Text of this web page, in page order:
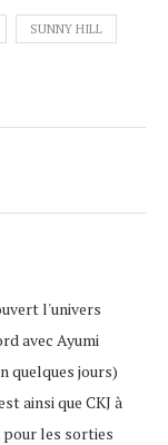
SUNNY HILL
l'univers
avec Ayumi
quelques jours)
ainsi que CKJ à
pour les sorties